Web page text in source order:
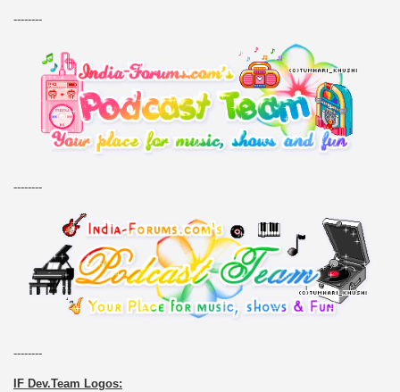
--------
--------
--------
IF Dev.Team Logos: